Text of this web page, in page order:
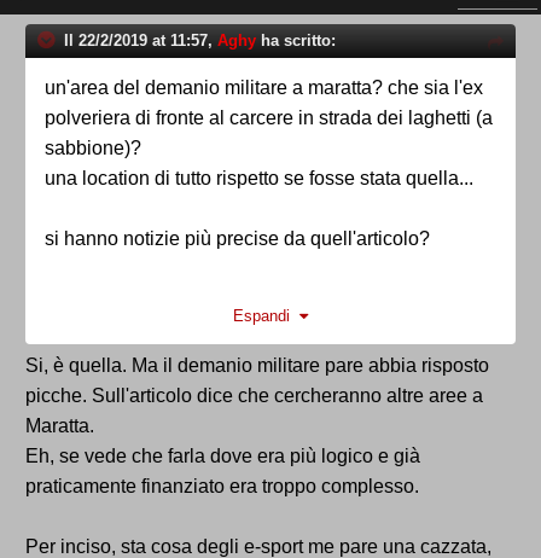
Il 22/2/2019 at 11:57, Aghy ha scritto:
un'area del demanio militare a maratta? che sia l'ex
polveriera di fronte al carcere in strada dei laghetti (a
sabbione)?
una location di tutto rispetto se fosse stata quella...
si hanno notizie più precise da quell'articolo?
Espandi
Si, è quella. Ma il demanio militare pare abbia risposto
picche. Sull'articolo dice che cercheranno altre aree a
Maratta.
Eh, se vede che farla dove era più logico e già
praticamente finanziato era troppo complesso.
Per inciso, sta cosa degli e-sport me pare una cazzata,